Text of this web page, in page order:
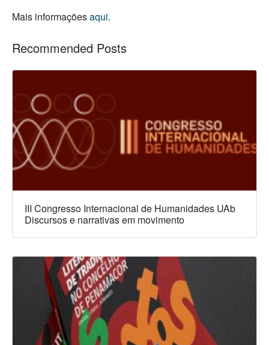
Mais informaçõesaqui.
Recommended Posts
III Congresso Internacional de Humanidades UAb
Discursos e narrativas em movimento